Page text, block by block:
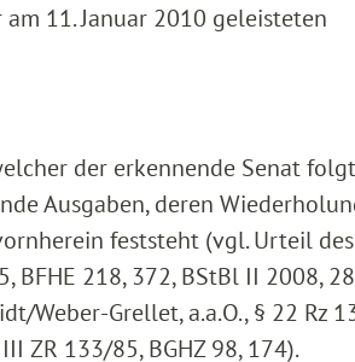
11. Januar 2010 geleisteten
der erkennende Senat
Ausgaben, deren
feststeht (vgl. Urteil des
BFHE 218, 372, BStBl II 2008,
Weber-Grellet, a.a.O., § 22 Rz
ZR 133/85, BGHZ 98, 174).